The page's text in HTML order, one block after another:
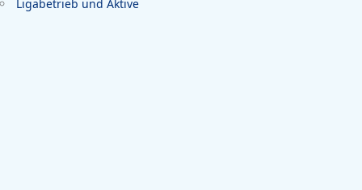
Ligabetrieb und Aktive